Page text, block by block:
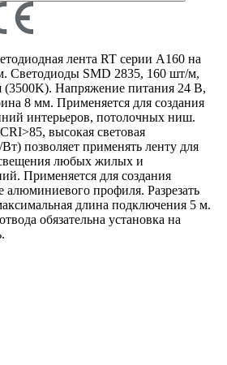
лента RT серии A160 на
Светодиоды SMD 2835, 160 шт/м,
(3500K). Напряжение питания 24 В,
8 мм. Применяется для создания
интерьеров, потолочных ниш.
высокая световая
позволяет применять ленту для
любых жилых и
Применяется для создания
алюминиевого профиля. Разрезать
длина подключения 5 м.
обязательна установка на